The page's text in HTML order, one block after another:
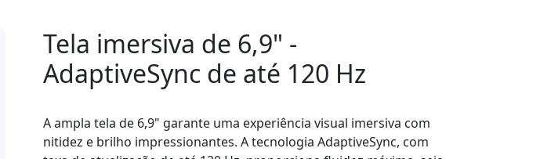
Tela imersiva de 6,9" -
AdaptiveSync de até 120 Hz
A ampla tela de 6,9" garante uma experiência visual imersiva com
nitidez e brilho impressionantes. A tecnologia AdaptiveSync, com